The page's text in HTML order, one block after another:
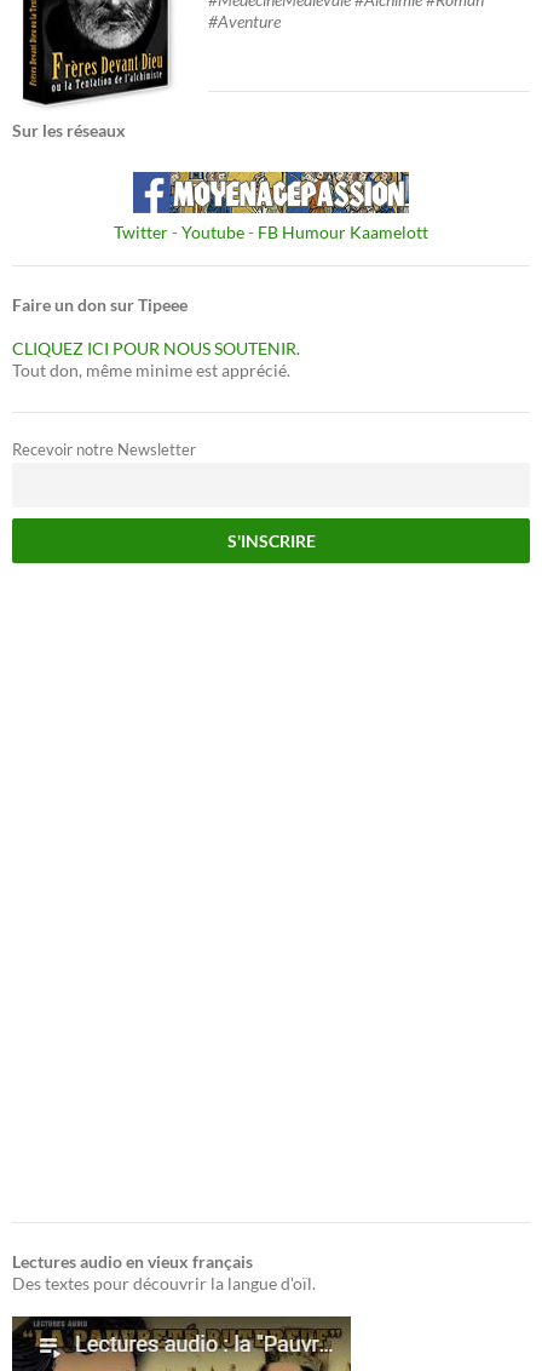
#Aventure
Sur les réseaux
Twitter- Youtube- FB Humour Kaamelott
Faire un don sur Tipeee
CLIQUEZ ICI POUR NOUS SOUTENIR.
Tout don, même minime est apprécié.
Recevoir notre Newsletter
Lectures audio en vieux français
Des textes pour découvrir la langue d'oïl.